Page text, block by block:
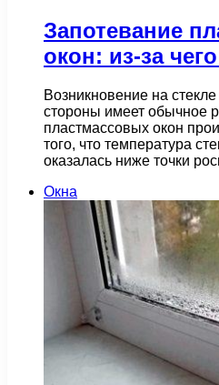
Запотевание
окон: из-за
Возникновение на
стороны имеет обычное
пластмассовых окон
того, что температура
оказалась ниже точки
Окна